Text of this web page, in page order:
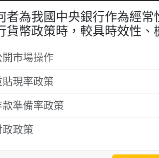
者為我國中央銀行作為經
貨幣政策時，較具時效性、
開市場操作
貼現率政策
款準備率政策
政政策